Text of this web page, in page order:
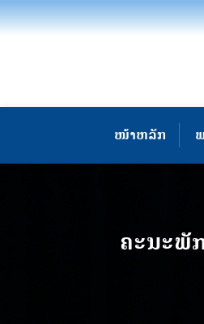
ໜ້າຫລັກ
ຄະນະພັ